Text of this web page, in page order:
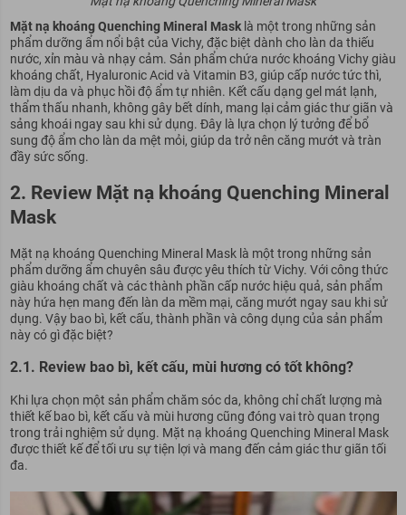
Mặt nạ khoáng Quenching Mineral Masklà một trong những sản
phẩm dưỡng ẩm nổi bật của Vichy, đặc biệt dành cho làn da thiếu
nước, xỉn màu và nhạy cảm. Sản phẩm chứa nước khoáng Vichy giàu
khoáng chất, Hyaluronic Acid và Vitamin B3, giúp cấp nước tức thì,
làm dịu da và phục hồi độ ẩm tự nhiên. Kết cấu dạng gel mát lạnh,
thẩm thấu nhanh, không gây bết dính, mang lại cảm giác thư giãn và
sảng khoái ngay sau khi sử dụng. Đây là lựa chọn lý tưởng để bổ
sung độ ẩm cho làn da mệt mỏi, giúp da trở nên căng mướt và tràn
đầy sức sống.
2. Review Mặt nạ khoáng Quenching Mineral
Mask
Mặt nạ khoáng Quenching Mineral Mask là một trong những sản
phẩm dưỡng ẩm chuyên sâu được yêu thích từ Vichy. Với công thức
giàu khoáng chất và các thành phần cấp nước hiệu quả, sản phẩm
này hứa hẹn mang đến làn da mềm mại, căng mướt ngay sau khi sử
dụng. Vậy bao bì, kết cấu, thành phần và công dụng của sản phẩm
này có gì đặc biệt?
2.1. Review bao bì, kết cấu, mùi hương có tốt không?
Khi lựa chọn một sản phẩm chăm sóc da, không chỉ chất lượng mà
thiết kế bao bì, kết cấu và mùi hương cũng đóng vai trò quan trọng
trong trải nghiệm sử dụng. Mặt nạ khoáng Quenching Mineral Mask
được thiết kế để tối ưu sự tiện lợi và mang đến cảm giác thư giãn tối
đa.